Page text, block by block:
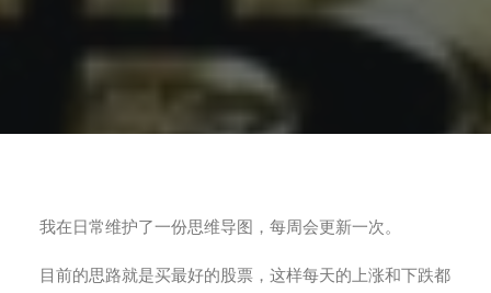
我在日常维护了一份思维导图，每周会更新一次。
目前的思路就是买最好的股票，这样每天的上涨和下跌都